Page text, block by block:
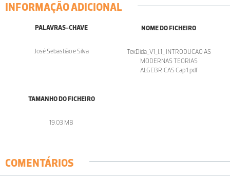
INFORMAÇÃO ADICIONAL
PALAVRAS-CHAVE
José Sebastião e Silva
NOME DO FICHEIRO
TexDida_V1_I.1_ INTRODUCAO AS
MODERNAS TEORIAS
ALGEBRICAS Cap 1.pdf
TAMANHO DO FICHEIRO
19.03 MB
COMENTÁRIOS